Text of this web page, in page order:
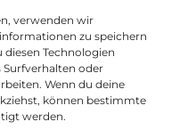
verwenden wir
zu speichern
diesen Technologien
oder
Wenn du deine
können bestimmte
werden.